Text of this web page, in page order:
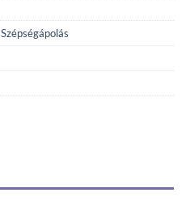
Szépségápolás